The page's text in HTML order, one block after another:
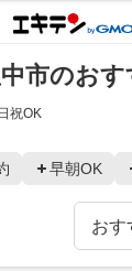
中市のお
日祝OK
早朝OK